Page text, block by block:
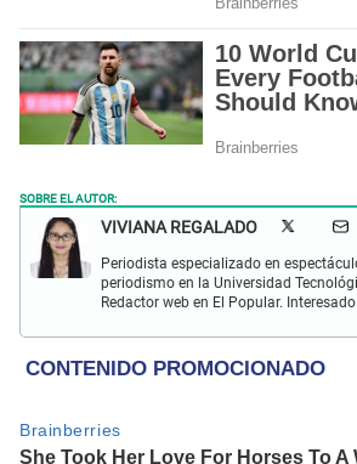
SOBRE EL AUTOR:
VIVIANA REGALADO
Periodista especializado en
periodismo en la Universidad
Redactor web en El Popular.
y crónicas.